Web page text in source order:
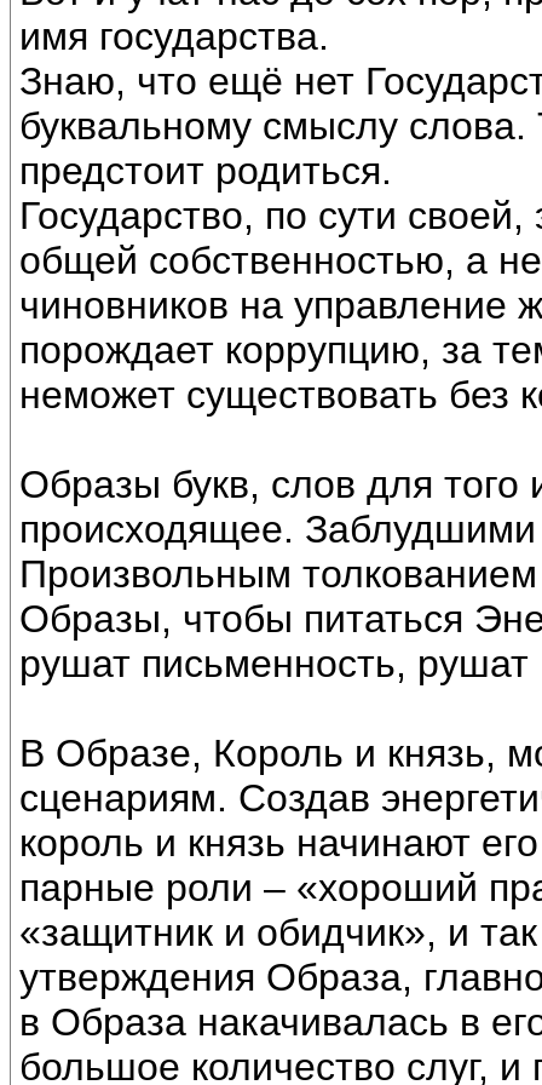
имя государства.
Знаю, что ещё нет
буквальному смыслу слова.
предстоит родиться.
Государство, по сути
общей собственностью, а
чиновников на управление
порождает коррупцию, за
неможет существовать без
Образы букв, слов для
происходящее.
Произвольным
Образы, чтобы питаться
рушат письменность, рушат
В Образе, Король и князь,
сценариям. Создав
король и князь начинают
парные роли – «хороший
«защитник и обидчик», и
утверждения Образа,
в Образа накачивалась в
большое количество слуг,